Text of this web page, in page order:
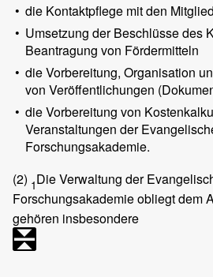
• die Kontaktpflege mit den
• Umsetzung der Beschlüsse des
Beantragung von Fördermitteln
• die Vorbereitung, Organisation
von Veröffentlichungen
• die Vorbereitung von
Veranstaltungen der
Forschungsakademie.
(2) 1Die Verwaltung der
Forschungsakademie obliegt dem
gehören insbesondere